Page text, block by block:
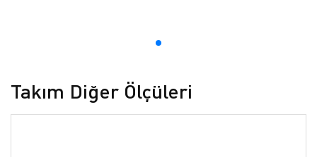
Takım Diğer Ölçüleri